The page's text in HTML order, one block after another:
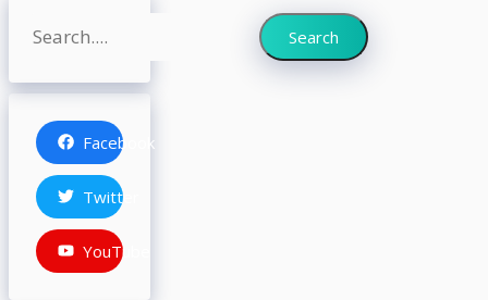
Search Search
Facebook
Twitter
YouTube